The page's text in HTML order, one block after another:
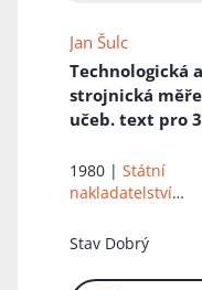
Jan Šulc
Technologická a
strojnická
učeb. text pro
strojnických
1980 |Státní
nakladatelství
Stav Dobrý